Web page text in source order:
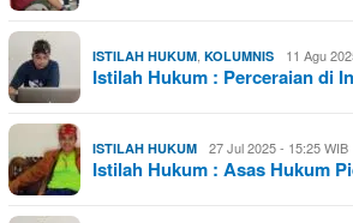
ISTILAH HUKUM, KOLUMNIS 11 Agu
Istilah Hukum : Perceraian di
ISTILAH HUKUM 27 Jul 2025 - 15:25 WIB
Istilah Hukum : Asas Hukum